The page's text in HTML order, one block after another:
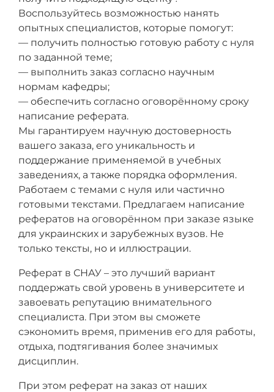
Воспользуйтесь возможностью нанять
опытных специалистов, которые помогут:
— получить полностью готовую работу с нуля
по заданной теме;
— выполнить заказ согласно научным
нормам кафедры;
— обеспечить согласно оговорённому сроку
написание реферата.
Мы гарантируем научную достоверность
вашего заказа, его уникальность и
поддержание применяемой в учебных
заведениях, а также порядка оформления.
Работаем с темами с нуля или частично
готовыми текстами. Предлагаем написание
рефератов на оговорённом при заказе языке
для украинских и зарубежных вузов. Не
только тексты, но и иллюстрации.
Реферат в СНАУ – это лучший вариант
поддержать свой уровень в университете и
завоевать репутацию внимательного
специалиста. При этом вы сможете
сэкономить время, применив его для работы,
отдыха, подтягивания более значимых
дисциплин.
При этом реферат на заказ от наших